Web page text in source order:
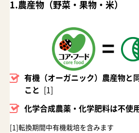
1.農産物（野菜・果物・米）
有機（オーガニック）農産物と
こと
[1]
化学合成農薬・化学肥料は不使
転換期間中有機栽培を含みます